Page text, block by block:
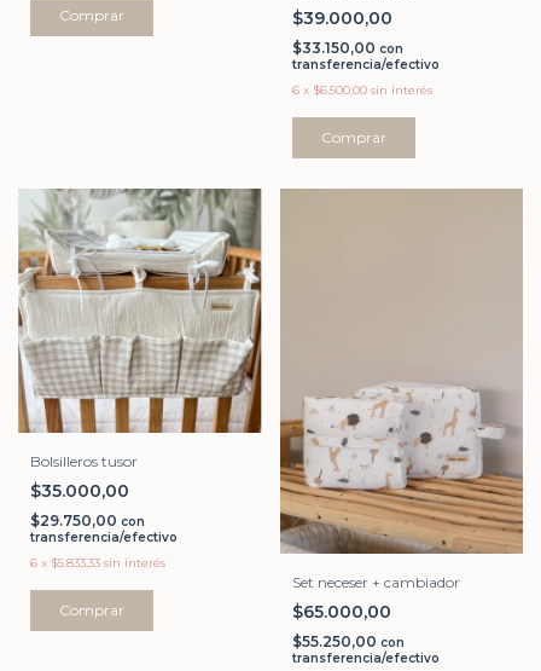
Comprar $39.000,00
$33.150,00 con
transferencia/efectivo
6 x $6.500,00 sin interés
Comprar
Bolsilleros tusor
$35.000,00
$29.750,00 con
transferencia/efectivo
6 x $5.833,33 sin interés
Comprar
Set neceser + cambiador
$65.000,00
$55.250,00 con
transferencia/efectivo